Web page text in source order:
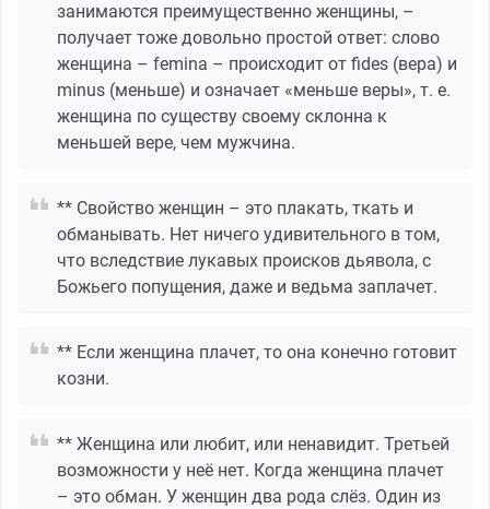
занимаются преимущественно женщины, –
получает тоже довольно простой ответ: слово
женщина – femina – происходит от fides (вера) и
minus (меньше) и означает «меньше веры», т. е.
женщина по существу своему склонна к
меньшей вере, чем мужчина.
** Свойство женщин – это плакать, ткать и
обманывать. Нет ничего удивительного в том,
что вследствие лукавых происков дьявола, с
Божьего попущения, даже и ведьма заплачет.
** Если женщина плачет, то она конечно готовит
козни.
** Женщина или любит, или ненавидит. Третьей
возможности у неё нет. Когда женщина плачет
– это обман. У женщин два рода слёз. Один из